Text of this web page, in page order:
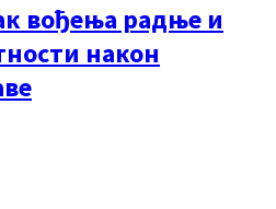
вођења радње и
након